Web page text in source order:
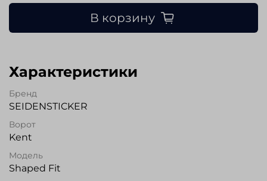
В корзину
Характеристики
Бренд
SEIDENSTICKER
Ворот
Kent
Модель
Shaped Fit